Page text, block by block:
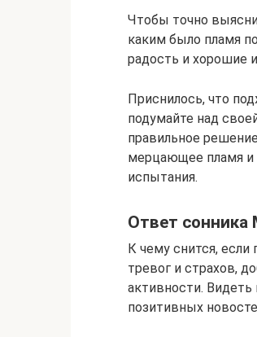
Чтобы точно
каким было пламя
радость и хорошие
Приснилось, что
подумайте над
правильное
мерцающее пламя и
испытания.
Ответ сонника
К чему снится,
тревог и страхов,
активности.
позитивных